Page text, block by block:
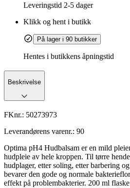
Leveringstid 2-5 dager
Klikk og hent i butikk
På lager i 90 butikker
Hentes i butikkens åpningstid
Beskrivelse
FKnr.: 50273973
Leverandørens varenr.: 90
Optima pH4 Hudbalsam er en mild
hudpleie av hele kroppen. Til tørre
hudplager, etter soling, etter barbering
bevarer den gode og normale
effekt på problembakterier. 200 ml